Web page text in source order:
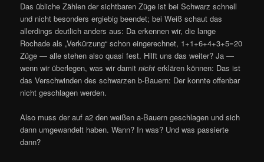
Das übliche Zählen der sichtbaren Züge ist bei Schwarz schnell
und nicht besonders ergiebig beendet; bei Weiß schaut das
allerdings deutlich anders aus: Da erkennen wir, die lange
Rochade als „Verkürzung“ schon eingerechnet, 1+1+6+4+3+5=20
Züge — alle stehen also quasi fest. Hilft uns das weiter? Ja —
wenn wir überlegen, was wir damitnicht erklären können: Das ist
das Verschwinden des schwarzen b-Bauern: Der konnte offenbar
nicht geschlagen werden.
Also muss der auf a2 den weißen a-Bauern geschlagen und sich
dann umgewandelt haben. Wann? In was? Und was passierte
dann?